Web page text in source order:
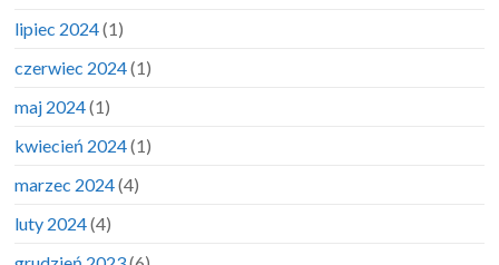
lipiec 2024(1)
czerwiec 2024(1)
maj 2024(1)
kwiecień 2024(1)
marzec 2024(4)
luty 2024(4)